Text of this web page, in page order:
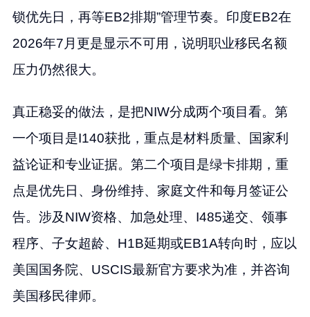
锁优先日，再等EB2排期”管理节奏。印度EB2在
2026年7月更是显示不可用，说明职业移民名额
压力仍然很大。
真正稳妥的做法，是把NIW分成两个项目看。第
一个项目是I140获批，重点是材料质量、国家利
益论证和专业证据。第二个项目是绿卡排期，重
点是优先日、身份维持、家庭文件和每月签证公
告。涉及NIW资格、加急处理、I485递交、领事
程序、子女超龄、H1B延期或EB1A转向时，应以
美国国务院、USCIS最新官方要求为准，并咨询
美国移民律师。